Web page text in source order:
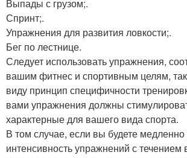
Выпады с грузом;.
Спринт;.
Упражнения для развития ловкости;.
Бег по лестнице.
Следует использовать упражнения,
вашим фитнес и спортивным целям,
виду принцип специфичности
вами упражнения должны
характерные для вашего вида спорта.
В том случае, если вы будете медленно
интенсивность упражнений с течением